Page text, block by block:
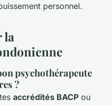
personnel.
la
psychothérapeute
?
accrédités BACP ou